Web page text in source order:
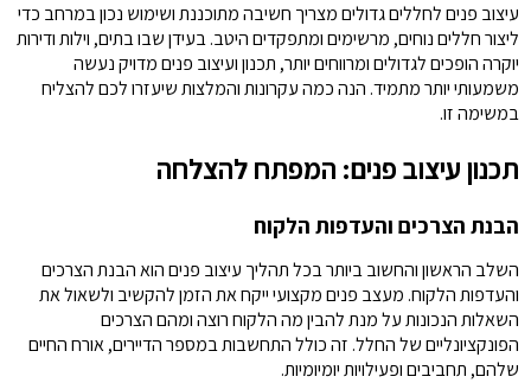
עיצוב פנים לחללים גדולים מצריך חשיבה מתוכננת ושימוש נכון במרחב כדי
ליצור חללים נוחים, מרשימים ומתפקדים היטב. בעידן שבו בתים, וילות ודירות
יוקרה הופכים לגדולים ומרווחים יותר, תכנון ועיצוב פנים מדויק נעשה
משמעותי יותר מתמיד. הנה כמה עקרונות והמלצות שיעזרו לכם להצליח
במשימה זו.
תכנון עיצוב פנים: המפתח להצלחה
הבנת הצרכים והעדפות הלקוח
השלב הראשון והחשוב ביותר בכל תהליך עיצוב פנים הוא הבנת הצרכים
והעדפות הלקוח. מעצב פנים מקצועי ייקח את הזמן להקשיב ולשאול את
השאלות הנכונות על מנת להבין מה הלקוח רוצה ומהם הצרכים
הפונקציונליים של החלל. זה כולל התחשבות במספר הדיירים, אורח החיים
שלהם, תחביבים ופעילויות יומיומיות.